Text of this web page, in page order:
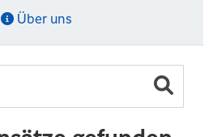
Über uns